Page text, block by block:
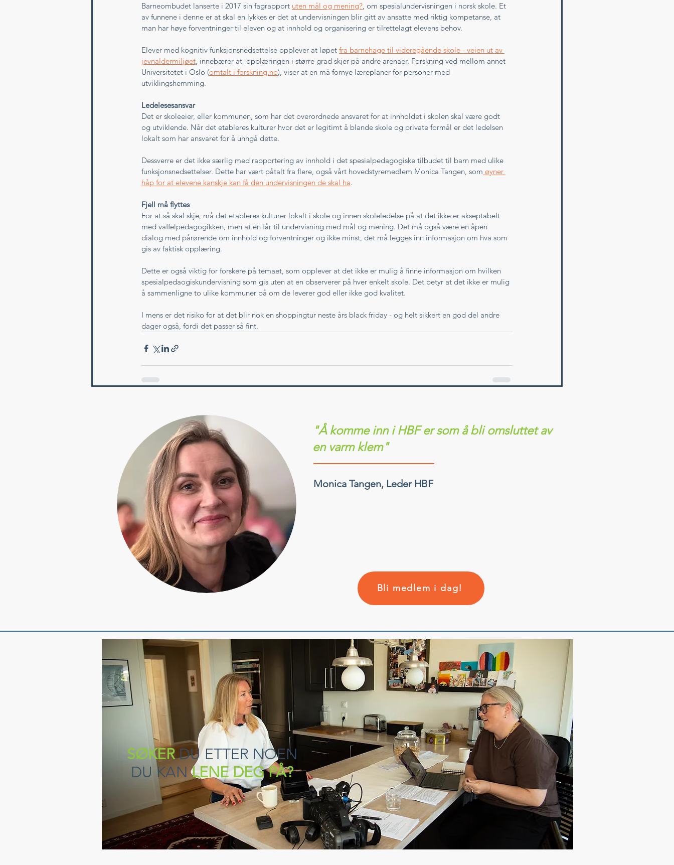
Barneombudet lanserte i 2017 sin fagrapport uten mål og mening? , om spesialundervisningen i norsk skole. Et
av funnene i denne er at skal en lykkes er det at undervisningen blir gitt av ansatte med riktig kompetanse, at
man har høye forventninger til eleven og at innhold og organisering er tilrettelagt elevens behov.
Elever med kognitiv funksjonsnedsettelse opplever at løpet fra barnehage til videregående skole - veien ut av
jevnaldermiljøet , innebærer at  opplæringen i større grad skjer på andre arenaer. Forskning ved mellom annet
Universitetet i Oslo (omtalt i forskning.no), viser at en må fornye læreplaner for personer med
utviklingshemming.
Ledelesesansvar
Det er skoleeier, eller kommunen, som har det overordnede ansvaret for at innholdet i skolen skal være godt
og utviklende. Når det etableres kulturer hvor det er legitimt å blande skole og private formål er det ledelsen
lokalt som har ansvaret for å unngå dette.
Dessverre er det ikke særlig med rapportering av innhold i det spesialpedagogiske tilbudet til barn med ulike
funksjonsnedsettelser. Dette har vært påtalt fra flere, også vårt hovedstyremedlem Monica Tangen, som øyner
håp for at elevene kanskje kan få den undervisningen de skal ha.
Fjell må flyttes
For at så skal skje, må det etableres kulturer lokalt i skole og innen skoleledelse på at det ikke er akseptabelt
med vaffelpedagogikken, men at en får til undervisning med mål og mening. Det må også være en åpen
dialog med pårørende om innhold og forventninger og ikke minst, det må legges inn informasjon om hva som
gis av faktisk opplæring.
Dette er også viktig for forskere på temaet, som opplever at det ikke er mulig å finne informasjon om hvilken
spesialpedaogiskundervisning som gis uten at en observerer på hver enkelt skole. Det betyr at det ikke er mulig
å sammenligne to ulike kommuner på om de leverer god eller ikke god kvalitet.
I mens er det risiko for at det blir nok en shoppingtur neste års black friday - og helt sikkert en god del andre
dager også, fordi det passer så fint.
"Å komme inn i HBF er som å bli omsluttet av
en varm klem"
Monica Tangen, Leder HBF
Bli medlem i dag!
SØKER DU ETTER NOEN
DU KAN LENE DEG PÅ?